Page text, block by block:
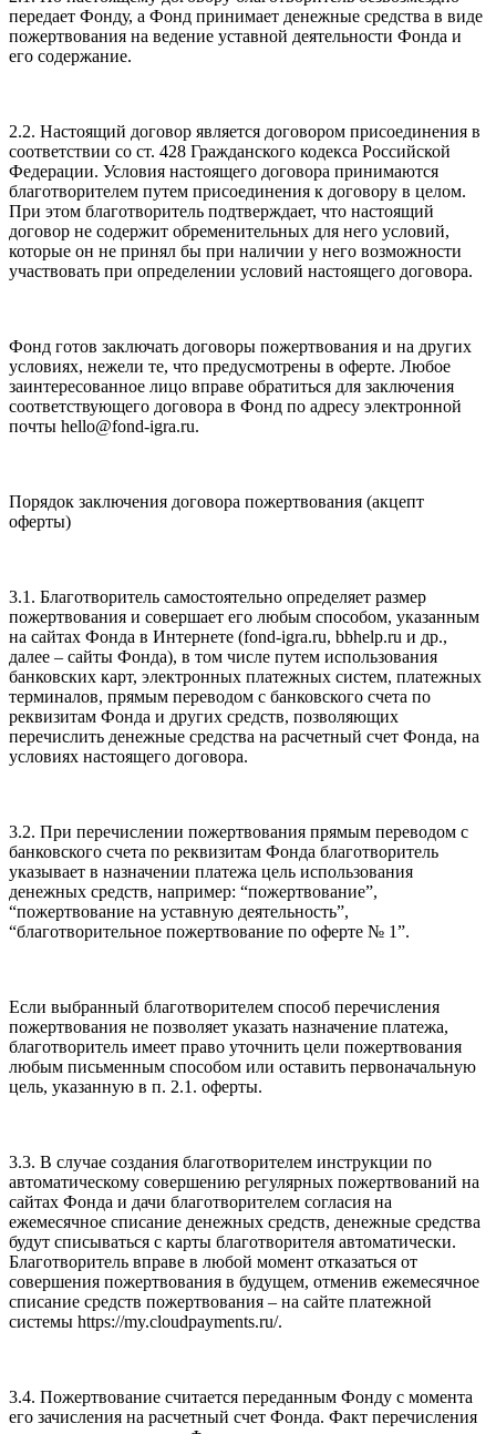
передает Фонду, а Фонд принимает денежные средства в виде
пожертвования на ведение уставной деятельности Фонда и
его содержание.
2.2. Настоящий договор является договором присоединения в
соответствии со ст. 428 Гражданского кодекса Российской
Федерации. Условия настоящего договора принимаются
благотворителем путем присоединения к договору в целом.
При этом благотворитель подтверждает, что настоящий
договор не содержит обременительных для него условий,
которые он не принял бы при наличии у него возможности
участвовать при определении условий настоящего договора.
Фонд готов заключать договоры пожертвования и на других
условиях, нежели те, что предусмотрены в оферте. Любое
заинтересованное лицо вправе обратиться для заключения
соответствующего договора в Фонд по адресу электронной
почты hello@fond-igra.ru.
Порядок заключения договора пожертвования (акцепт
оферты)
3.1. Благотворитель самостоятельно определяет размер
пожертвования и совершает его любым способом, указанным
на сайтах Фонда в Интернете (fond-igra.ru, bbhelp.ru и др.,
далее – сайты Фонда), в том числе путем использования
банковских карт, электронных платежных систем, платежных
терминалов, прямым переводом с банковского счета по
реквизитам Фонда и других средств, позволяющих
перечислить денежные средства на расчетный счет Фонда, на
условиях настоящего договора.
3.2. При перечислении пожертвования прямым переводом с
банковского счета по реквизитам Фонда благотворитель
указывает в назначении платежа цель использования
денежных средств, например: “пожертвование”,
“пожертвование на уставную деятельность”,
“благотворительное пожертвование по оферте № 1”.
Если выбранный благотворителем способ перечисления
пожертвования не позволяет указать назначение платежа,
благотворитель имеет право уточнить цели пожертвования
любым письменным способом или оставить первоначальную
цель, указанную в п. 2.1. оферты.
3.3. В случае создания благотворителем инструкции по
автоматическому совершению регулярных пожертвований на
сайтах Фонда и дачи благотворителем согласия на
ежемесячное списание денежных средств, денежные средства
будут списываться с карты благотворителя автоматически.
Благотворитель вправе в любой момент отказаться от
совершения пожертвования в будущем, отменив ежемесячное
списание средств пожертвования – на сайте платежной
системы https://my.cloudpayments.ru/.
3.4. Пожертвование считается переданным Фонду с момента
его зачисления на расчетный счет Фонда. Факт перечисления